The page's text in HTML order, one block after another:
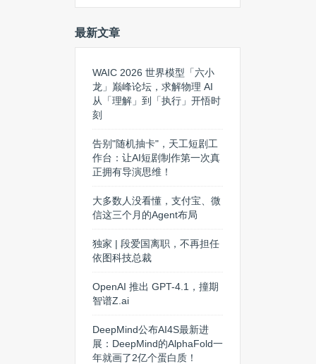
最新文章
WAIC 2026 世界模型「六小
龙」巅峰论坛，求解物理 AI
从「理解」到「执行」开悟时
刻
告别"随机抽卡"，天工短剧工
作台：让AI短剧制作第一次真
正拥有导演思维！
大多数人没看懂，支付宝、微
信这三个月的Agent布局
独家 | 段爱国离职，不再担任
依图科技总裁
OpenAI 推出 GPT-4.1，撞期
智谱Z.ai
DeepMind公布AI4S最新进
展：DeepMind的AlphaFold一
年就画了2亿个蛋白质！